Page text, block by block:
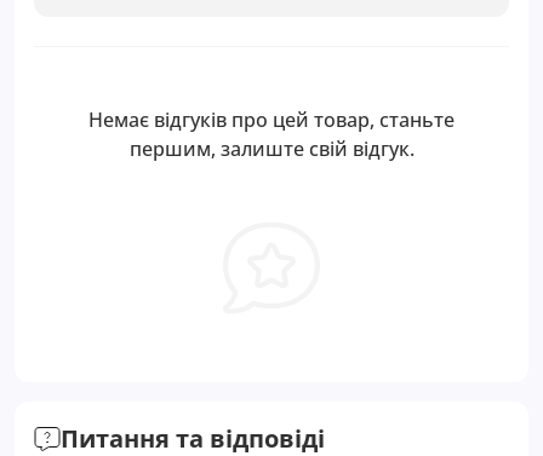
Немає відгуків про цей товар, станьте
першим, залиште свій відгук.
Питання та відповіді